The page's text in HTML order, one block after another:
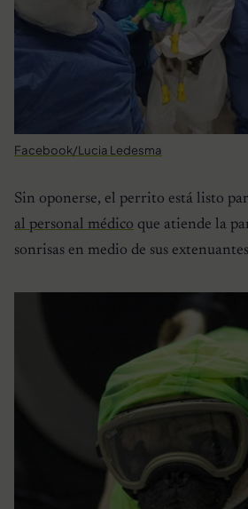
Facebook/Lucia Ledesma
Sin oponerse, el perrito está listo
al personal médico que atiende la
sonrisas en medio de sus